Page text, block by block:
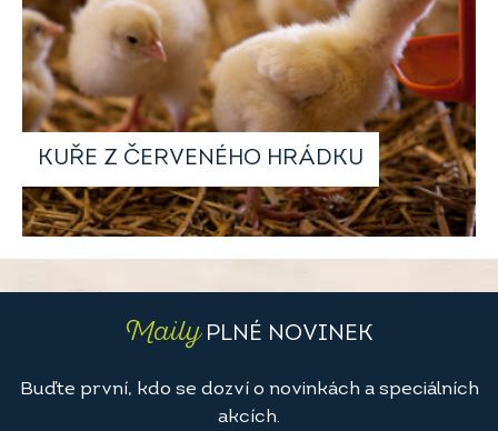
KUŘE Z ČERVENÉHO HRÁDKU
MailyPLNÉ NOVINEK
Buďte první, kdo se dozví o novinkách a speciálních
akcích.